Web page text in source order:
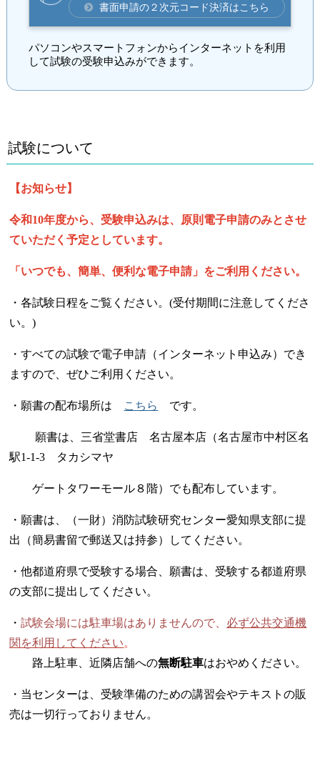
書面申請の２次元コード決済はこちら
パソコンやスマートフォンからインターネットを利用
して試験の受験申込みができます。
試験について
【お知らせ】
令和10年度から、受験申込みは、原則電子申請のみとさせ
ていただく予定としています。
「いつでも、簡単、便利な電子申請」をご利用ください。
・各試験日程をご覧ください。(受付期間に注意してくださ
い。)
・すべての試験で電子申請（インターネット申込み）でき
ますので、ぜひご利用ください。
・願書の配布場所は こちら です。
願書は、三省堂書店 名古屋本店（名古屋市中村区名
駅1-1-3 タカシマヤ
ゲートタワーモール８階）でも配布しています。
・願書は、（一財）消防試験研究センター愛知県支部に提
出（簡易書留で郵送又は持参）してください。
・他都道府県で受験する場合、願書は、受験する都道府県
の支部に提出してください。
・試験会場には駐車場はありませんので、 必ず公共交通機
関を利用してください。
路上駐車、近隣店舗への無断駐車はおやめください。
・当センターは、受験準備のための講習会やテキストの販
売は一切行っておりません。